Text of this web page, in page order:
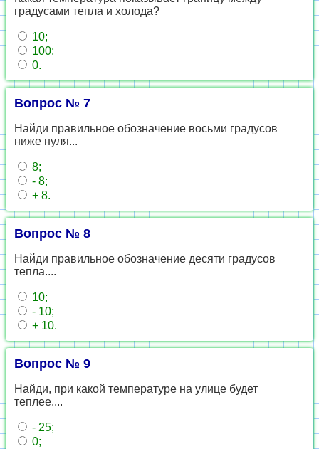
градусами тепла и холода?
10;
100;
0.
Вопрос № 7
Найди правильное обозначение восьми градусов
ниже нуля...
8;
- 8;
+ 8.
Вопрос № 8
Найди правильное обозначение десяти градусов
тепла....
10;
- 10;
+ 10.
Вопрос № 9
Найди, при какой температуре на улице будет
теплее....
- 25;
0;